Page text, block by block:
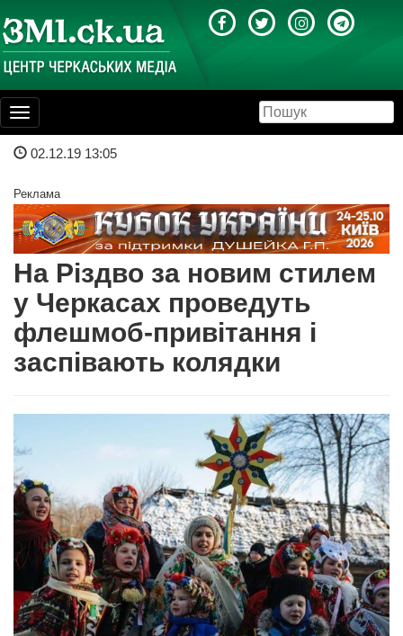
Toggle
navigation
02.12.19 13:05
Реклама
На Різдво за новим стилем
у Черкасах проведуть
флешмоб-привітання і
заспівають колядки